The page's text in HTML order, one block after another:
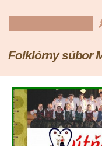
Folklórny súbor